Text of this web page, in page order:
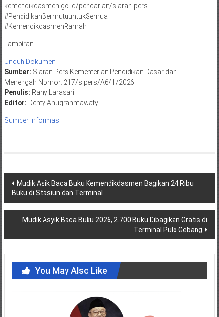
kemendikdasmen.go.id/pencarian/siaran-pers
#PendidikanBermutuuntukSemua
#KemendikdasmenRamah
Lampiran
Unduh Dokumen
Sumber: Siaran Pers Kementerian Pendidikan Dasar dan
Menengah Nomor: 217/sipers/A6/III/2026
Penulis: Rany Larasari
Editor: Denty Anugrahmawaty
Sumber Informasi
Post
navigation
Mudik Asik Baca Buku Kemendikdasmen Bagikan 24 Ribu
Buku di Stasiun dan Terminal
Mudik Asyik Baca Buku 2026, 2.700 Buku Dibagikan Gratis di
Terminal Pulo Gebang
You May Also Like